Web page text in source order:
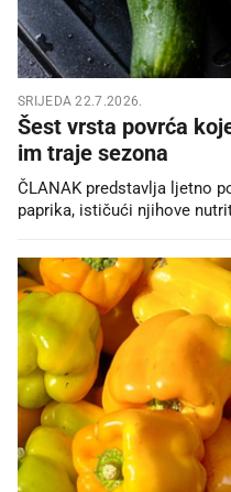
SRIJEDA 22.7.2026.
Šest vrsta povrća
im traje sezona
ČLANAK predstavlja ljetno
paprika, ističući njihove